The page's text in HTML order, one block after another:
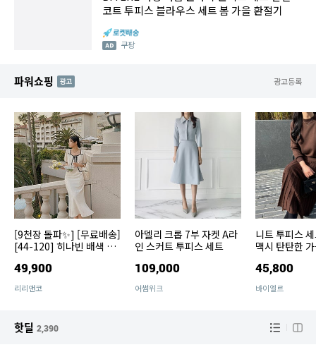
코트 투피스 블라우스 세트 봄 가을 환절기
쿠팡
파워쇼핑 AD 광고등록
[9천장 돌파✨] [무료배송]
[44-120] 히나빈 배색 리
트 (끈조절)( 여름-하객룩-
데이트룩-데일리룩-출근
룩-휴가룩-여행룩-여름하
49,900
리리앤코
아델리 크롭 7부 자켓 A라
인 스커트 투피스 세트
109,000
어썸위크
니트 투피스
맥시 탄탄한
45,800
바이엘르
핫딜 2,390